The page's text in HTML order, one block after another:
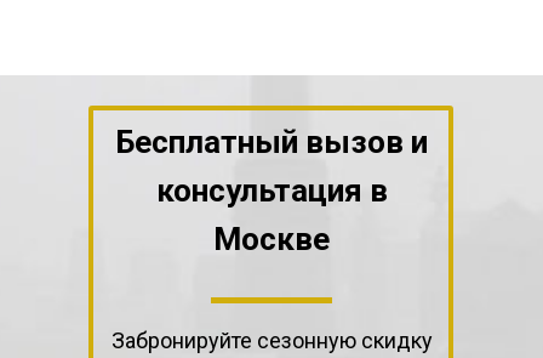
Бесплатный вызов и
консультация в
Москве
Забронируйте сезонную скидку